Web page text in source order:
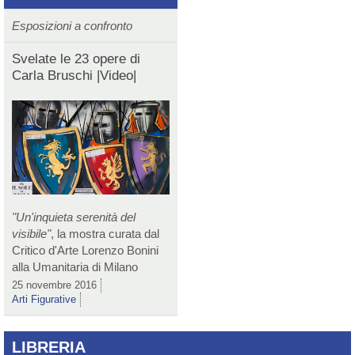
Esposizioni a confronto
Svelate le 23 opere di
Carla Bruschi |Video|
"Un'inquieta serenità del
visibile", la mostra curata dal
Critico d'Arte Lorenzo Bonini
alla Umanitaria di Milano
25 novembre 2016
Arti Figurative
LIBRERIA